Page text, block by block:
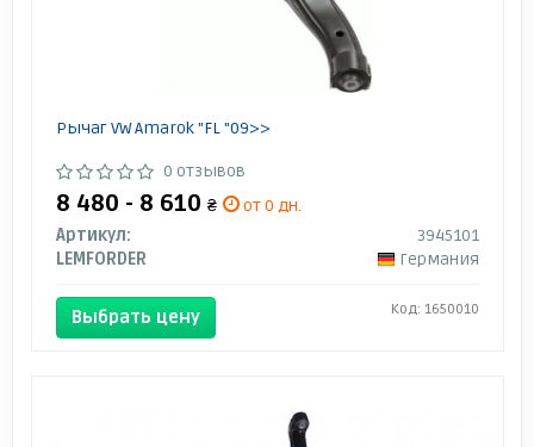
Рычаг VW Amarok "FL "09>>
0 отзывов
8 480 - 8 610 ₴
от 0 дн.
Артикул:
3945101
LEMFORDER
Германия
Выбрать цену Код: 1650010